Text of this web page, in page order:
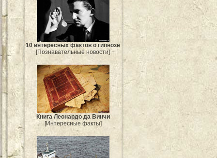
10 интересных фактов о гипнозе
[Познавательные новости]
Книга Леонардо да Винчи
[Интересные факты]